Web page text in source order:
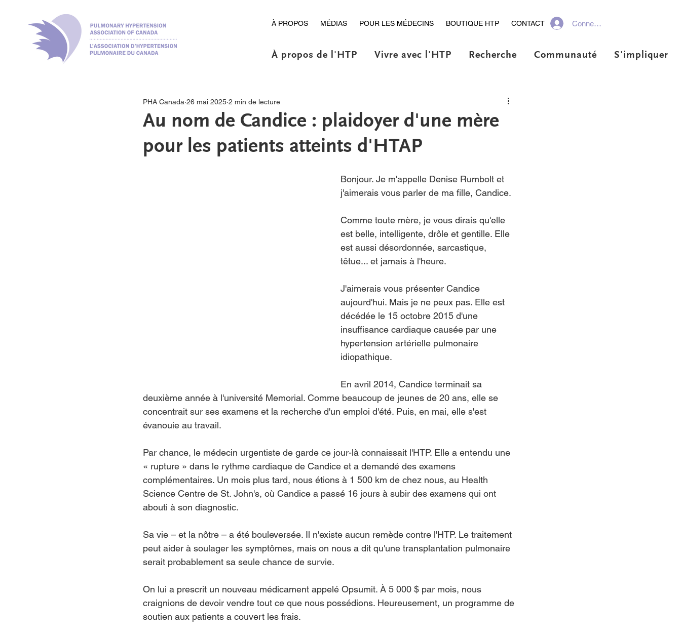
À PROPOS MÉDIAS POUR LES MÉDECINS BOUTIQUE HTP CONTACT Connexion
À propos de l'HTP Vivre avec l'HTP Recherche Communauté S'impliquer
Au nom de Candice : plaidoyer d'une mère
pour les patients atteints d'HTAP
PHA Canada 26 mai 2025 2 min de lecture
Bonjour. Je m'appelle Denise Rumbolt et
j'aimerais vous parler de ma fille, Candice.
Comme toute mère, je vous dirais qu'elle
est belle, intelligente, drôle et gentille. Elle
est aussi désordonnée, sarcastique,
têtue... et jamais à l'heure.
J'aimerais vous présenter Candice
aujourd'hui. Mais je ne peux pas. Elle est
décédée le 15 octobre 2015 d'une
insuffisance cardiaque causée par une
hypertension artérielle pulmonaire
idiopathique.
En avril 2014, Candice terminait sa
deuxième année à l'université Memorial. Comme beaucoup de jeunes de 20 ans, elle se
concentrait sur ses examens et la recherche d'un emploi d'été. Puis, en mai, elle s'est
évanouie au travail.
Par chance, le médecin urgentiste de garde ce jour-là connaissait l'HTP. Elle a entendu une
« rupture » dans le rythme cardiaque de Candice et a demandé des examens
complémentaires. Un mois plus tard, nous étions à 1 500 km de chez nous, au Health
Science Centre de St. John's, où Candice a passé 16 jours à subir des examens qui ont
abouti à son diagnostic.
Sa vie – et la nôtre – a été bouleversée. Il n'existe aucun remède contre l'HTP. Le traitement
peut aider à soulager les symptômes, mais on nous a dit qu'une transplantation pulmonaire
serait probablement sa seule chance de survie.
On lui a prescrit un nouveau médicament appelé Opsumit. À 5 000 $ par mois, nous
craignions de devoir vendre tout ce que nous possédions. Heureusement, un programme de
soutien aux patients a couvert les frais.